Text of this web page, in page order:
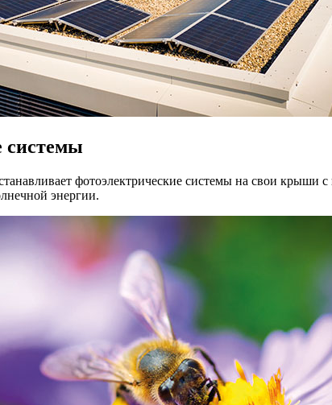
системы
фотоэлектрические системы на свои крыши с
энергии.